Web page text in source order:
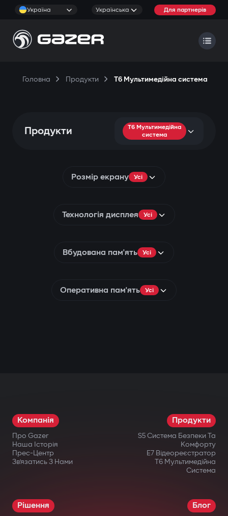
Україна Українська Для партнерів
Головна Продукти T6 Мультимедійна система
Продукти
T6 Мультимедійна
система
Розмір екрану Усі
Технологія дисплея Усі
Вбудована пам'ять Усі
Оперативна пам'ять Усі
Компанія
Про Gazer
Наша Історія
Прес-Центр
Зв’язатись З Нами
Продукти
S5 Система Безпеки Та
Комфорту
E7 Відеореєстратор
T6 Мультимедійна
Система
Рішення Блог